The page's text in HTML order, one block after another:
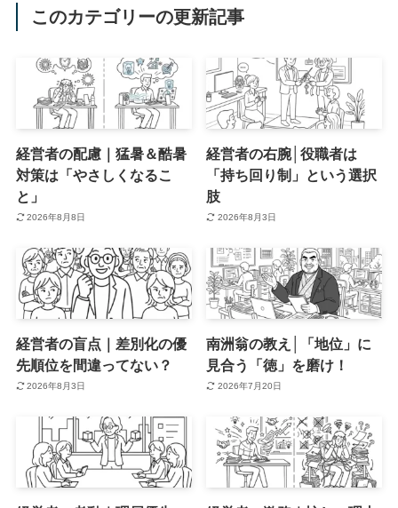
このカテゴリーの更新記事
経営者の配慮｜猛暑＆酷暑
対策は「やさしくなるこ
と」
2026年8月8日
経営者の右腕│役職者は
「持ち回り制」という選択
肢
2026年8月3日
経営者の盲点｜差別化の優
先順位を間違ってない？
2026年8月3日
南洲翁の教え│「地位」に
見合う「徳」を磨け！
2026年7月20日